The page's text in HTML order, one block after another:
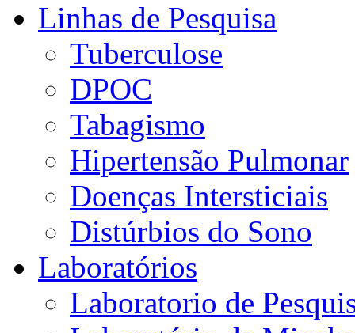
Linhas de Pesquisa
Tuberculose
DPOC
Tabagismo
Hipertensão Pulmonar
Doenças Intersticiais
Distúrbios do Sono
Laboratórios
Laboratorio de